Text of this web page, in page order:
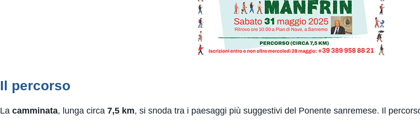
Il percorso
La camminata, lunga circa 7,5 km, si snoda tra i paesaggi più suggestivi del Ponente sanremese. Il